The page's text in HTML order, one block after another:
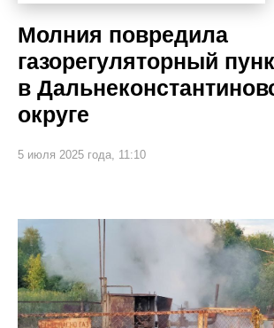
Молния повредила
газорегуляторный
в
округе
5 июля 2025 года, 11:10